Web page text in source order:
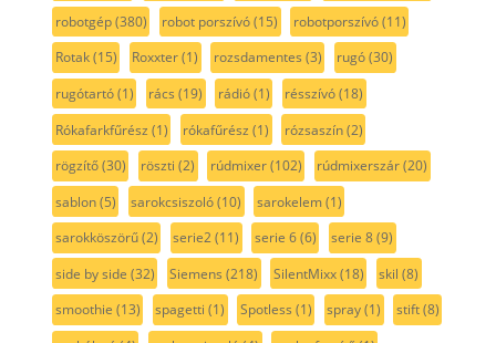
robotgép(380) robot porszívó(15) robotporszívó(11)
Rotak(15) Roxxter(1) rozsdamentes (3) rugó(30)
rugótartó(1) rács (19) rádió(1) résszívó(18)
Rókafarkfűrész (1) rókafűrész (1) rózsaszín(2)
rögzítő(30) röszti (2) rúdmixer(102) rúdmixerszár(20)
sablon(5) sarokcsiszoló(10) sarokelem(1)
sarokköszörű(2) serie2(11) serie 6(6) serie 8(9)
side by side (32) Siemens (218) SilentMixx(18) skil (8)
smoothie (13) spagetti (1) Spotless (1) spray(1) stift(8)